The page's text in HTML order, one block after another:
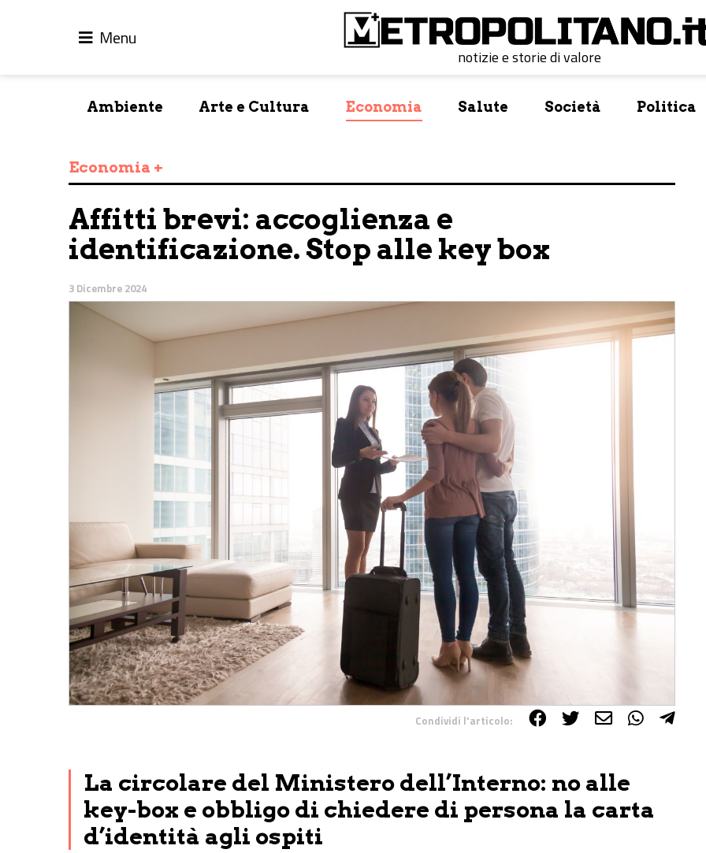
Menu
notizie e storie di valore
Ambiente Arte e Cultura Economia Salute Società Politica
Economia +
Affitti brevi: accoglienza e
identificazione. Stop alle key box
3 Dicembre 2024
Condividi l'articolo:
La circolare del Ministero dell’Interno: no alle
key-box e obbligo di chiedere di persona la carta
d’identità agli ospiti